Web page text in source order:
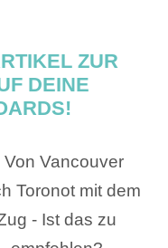
ZUR
DEINE